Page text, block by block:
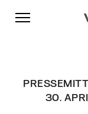
Überspringen
Zurück zur
Gehe zur Fußzeile
30.
Zurück zur